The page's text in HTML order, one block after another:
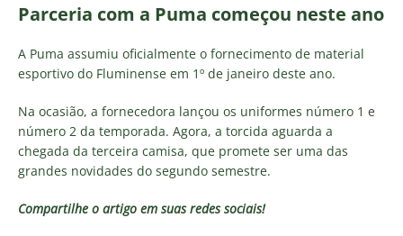
Parceria com a Puma começou neste ano
A Puma assumiu oficialmente o fornecimento de material
esportivo do Fluminense em 1º de janeiro deste ano.
Na ocasião, a fornecedora lançou os uniformes número 1 e
número 2 da temporada. Agora, a torcida aguarda a
chegada da terceira camisa, que promete ser uma das
grandes novidades do segundo semestre.
Compartilhe o artigo em suas redes sociais!